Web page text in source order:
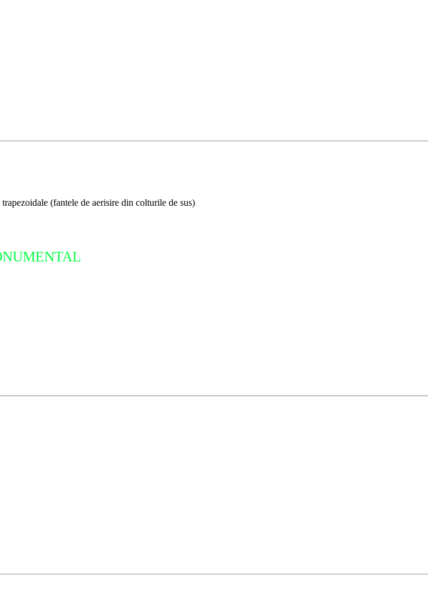
(fantele de aerisire din colturile de sus)